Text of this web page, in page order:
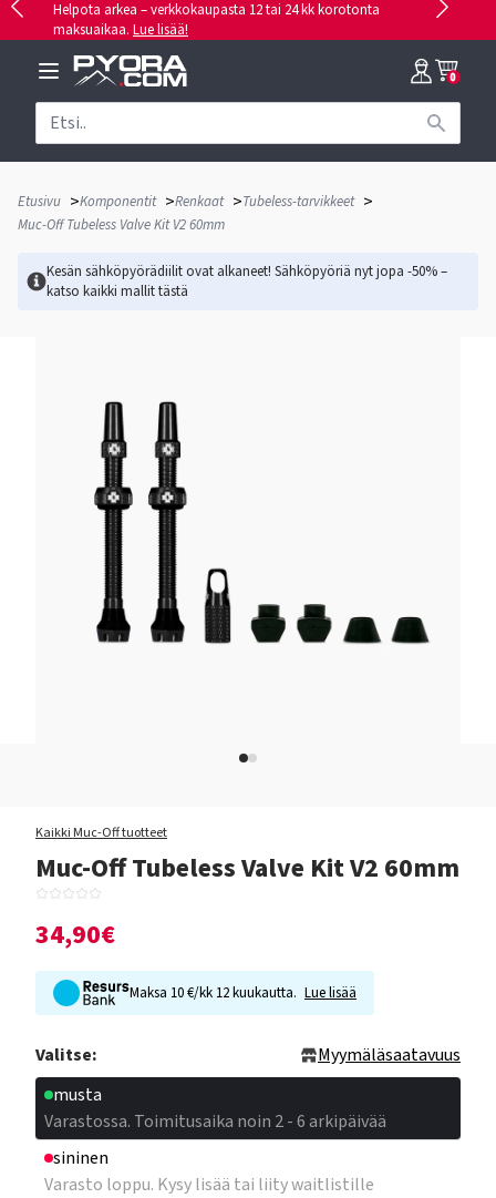
Helpota arkea – verkkokaupasta 12 tai 24 kk korotonta
maksuaikaa. Lue lisää!
0
Etusivu >Komponentit >Renkaat >Tubeless-tarvikkeet >
Muc-Off Tubeless Valve Kit V2 60mm
Kesän sähköpyörädiilit ovat alkaneet! Sähköpyöriä nyt jopa -50% –
katso kaikki mallittästä
Kaikki Muc-Off tuotteet
Muc-Off Tubeless Valve Kit V2 60mm
34,90€
Maksa 10 €/kk 12 kuukautta. Lue lisää
Valitse:
Myymäläsaatavuus
musta
Varastossa. Toimitusaika noin 2 - 6 arkipäivää
sininen
Varasto loppu. Kysy lisää tai liity waitlistille